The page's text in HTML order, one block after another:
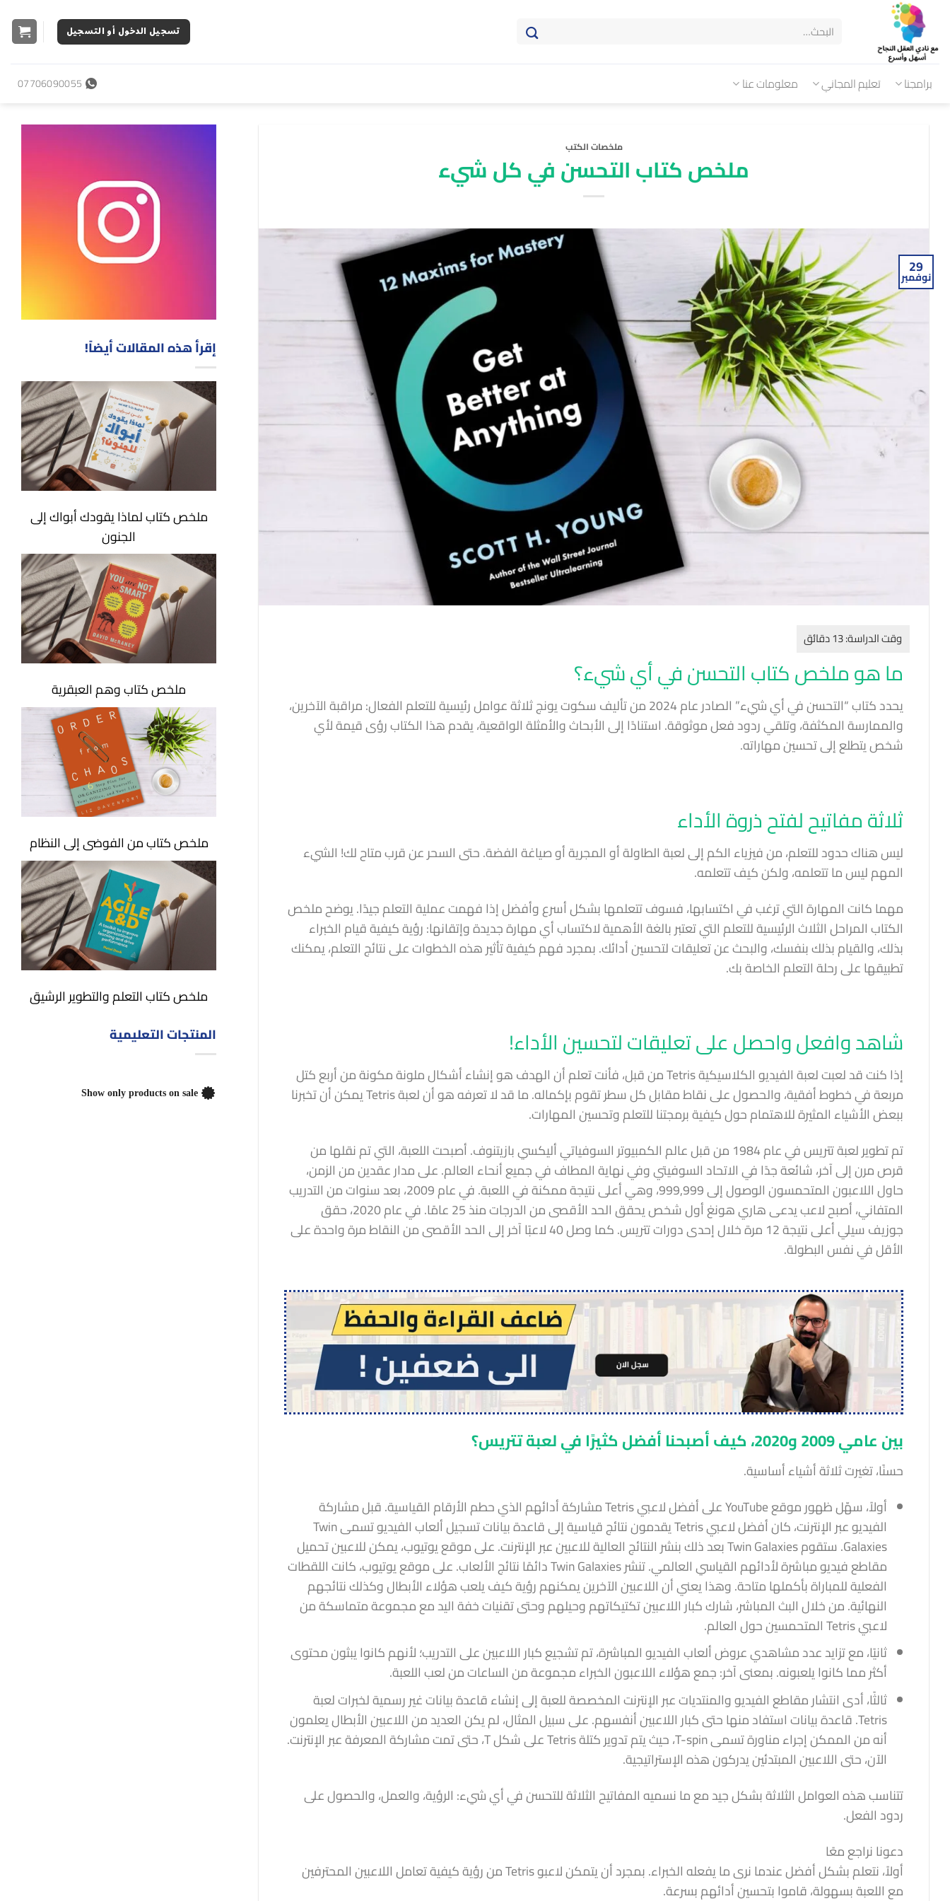
تسجيل الدخول أو التسجيل
برامجنا تعليم المجاني معلومات عنا 07706090055
ملخصات الكتب
ملخص كتاب التحسن في كل شيء
29
نوفمبر
ما هو ملخص كتاب التحسن في أي شيء؟
يحدد كتاب “التحسن في أي شيء” الصادر عام 2024 من تأليف سكوت يونج ثلاثة عوامل رئيسية للتعلم الفعال: مراقبة الآخرين،
والممارسة المكثفة، وتلقي ردود فعل موثوقة. استنادًا إلى الأبحاث والأمثلة الواقعية، يقدم هذا الكتاب رؤى قيمة لأي
شخص يتطلع إلى تحسين مهاراته.
ثلاثة مفاتيح لفتح ذروة الأداء
ليس هناك حدود للتعلم، من فيزياء الكم إلى لعبة الطاولة أو المجرية أو صياغة الفضة. حتى السحر عن قرب متاح لك! الشيء
المهم ليس ما تتعلمه، ولكن كيف تتعلمه.
مهما كانت المهارة التي ترغب في اكتسابها، فسوف تتعلمها بشكل أسرع وأفضل إذا فهمت عملية التعلم جيدًا. يوضح ملخص
الكتاب المراحل الثلاث الرئيسية للتعلم التي تعتبر بالغة الأهمية لاكتساب أي مهارة جديدة وإتقانها: رؤية كيفية قيام الخبراء
بذلك، والقيام بذلك بنفسك، والبحث عن تعليقات لتحسين أدائك. بمجرد فهم كيفية تأثير هذه الخطوات على نتائج التعلم، يمكنك
تطبيقها على رحلة التعلم الخاصة بك.
شاهد وافعل واحصل على تعليقات لتحسين الأداء!
إذا كنت قد لعبت لعبة الفيديو الكلاسيكية Tetris من قبل، فأنت تعلم أن الهدف هو إنشاء أشكال ملونة مكونة من أربع كتل
مربعة في خطوط أفقية، والحصول على نقاط مقابل كل سطر تقوم بإكماله. ما قد لا تعرفه هو أن لعبة Tetris يمكن أن تخبرنا
ببعض الأشياء المثيرة للاهتمام حول كيفية برمجتنا للتعلم وتحسين المهارات.
تم تطوير لعبة تتريس في عام 1984 من قبل عالم الكمبيوتر السوفياتي أليكسي بازيتنوف. أصبحت اللعبة، التي تم نقلها من
قرص مرن إلى آخر، شائعة جدًا في الاتحاد السوفيتي وفي نهاية المطاف في جميع أنحاء العالم. على مدار عقدين من الزمن،
حاول اللاعبون المتحمسون الوصول إلى 999,999، وهي أعلى نتيجة ممكنة في اللعبة. في عام 2009، بعد سنوات من التدريب
المتفاني، أصبح لاعب يدعى هاري هونغ أول شخص يحقق الحد الأقصى من الدرجات منذ 25 عامًا. في عام 2020، حقق
جوزيف سيلي أعلى نتيجة 12 مرة خلال إحدى دورات تتريس. كما وصل 40 لاعبًا آخر إلى الحد الأقصى من النقاط مرة واحدة على
الأقل في نفس البطولة.
بين عامي 2009 و2020، كيف أصبحنا أفضل كثيرًا في لعبة تتريس؟
حسنًا، تغيرت ثلاثة أشياء أساسية.
أولاً، سهّل ظهور موقع YouTube على أفضل لاعبي Tetris مشاركة أدائهم الذي حطم الأرقام القياسية. قبل مشاركة
الفيديو عبر الإنترنت، كان أفضل لاعبي Tetris يقدمون نتائج قياسية إلى قاعدة بيانات تسجيل ألعاب الفيديو تسمى Twin
Galaxies. ستقوم Twin Galaxies بعد ذلك بنشر النتائج العالية للاعبين عبر الإنترنت. على موقع يوتيوب، يمكن للاعبين تحميل
مقاطع فيديو مباشرة لأدائهم القياسي العالمي. تنشر Twin Galaxies دائمًا نتائج الألعاب. على موقع يوتيوب، كانت اللقطات
الفعلية للمباراة بأكملها متاحة. وهذا يعني أن اللاعبين الآخرين يمكنهم رؤية كيف يلعب هؤلاء الأبطال وكذلك نتائجهم
النهائية. من خلال البث المباشر، شارك كبار اللاعبين تكتيكاتهم وحيلهم وحتى تقنيات خفة اليد مع مجموعة متماسكة من
لاعبي Tetris المتحمسين حول العالم.
ثانيًا، مع تزايد عدد مشاهدي عروض ألعاب الفيديو المباشرة، تم تشجيع كبار اللاعبين على التدريب؛ لأنهم كانوا يبثون محتوى
أكثر مما كانوا يلعبونه. بمعنى آخر: جمع هؤلاء اللاعبون الخبراء مجموعة من الساعات من لعب اللعبة.
ثالثًا، أدى انتشار مقاطع الفيديو والمنتديات عبر الإنترنت المخصصة للعبة إلى إنشاء قاعدة بيانات غير رسمية لخبرات لعبة
Tetris. قاعدة بيانات استفاد منها حتى كبار اللاعبين أنفسهم. على سبيل المثال، لم يكن العديد من اللاعبين الأبطال يعلمون
أنه من الممكن إجراء مناورة تسمى T-spin، حيث يتم تدوير كتلة Tetris على شكل T، حتى تمت مشاركة المعرفة عبر الإنترنت.
الآن، حتى اللاعبين المبتدئين يدركون هذه الإستراتيجية.
تتناسب هذه العوامل الثلاثة بشكل جيد مع ما نسميه المفاتيح الثلاثة للتحسن في أي شيء: الرؤية، والعمل، والحصول على
ردود الفعل.
دعونا نراجع معًا
أولاً، نتعلم بشكل أفضل عندما نرى ما يفعله الخبراء. بمجرد أن يتمكن لاعبو Tetris من رؤية كيفية تعامل اللاعبين المحترفين
مع اللعبة بسهولة، قاموا بتحسين أدائهم بسرعة.
إقرأ هذه المقالات أيضاً!
ملخص كتاب لماذا يقودك أبواك إلى
الجنون
ملخص كتاب وهم العبقرية
ملخص كتاب من الفوضى إلى النظام
ملخص كتاب التعلم والتطوير الرشيق
المنتجات التعليمية
Show only products on sale